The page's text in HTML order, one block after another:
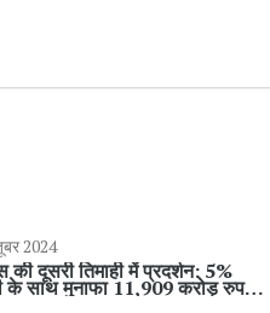
2024
की दूसरी तिमाही में प्रदर्शन: 5%
के साथ मुनाफा 11,909 करोड़ रुपये